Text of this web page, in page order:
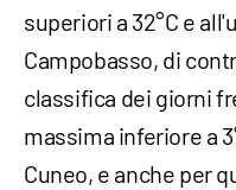
superiori a 32°C e
Campobasso, di
classifica dei giorni
massima inferiore a
Cuneo, e anche per